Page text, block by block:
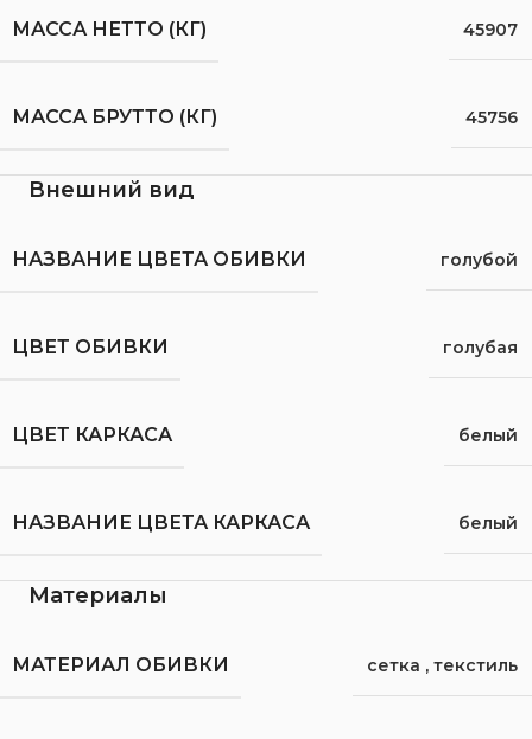
МАССА НЕТТО (КГ) 45907
МАССА БРУТТО (КГ) 45756
Внешний вид
НАЗВАНИЕ ЦВЕТА ОБИВКИ голубой
ЦВЕТ ОБИВКИ голубая
ЦВЕТ КАРКАСА белый
НАЗВАНИЕ ЦВЕТА КАРКАСА белый
Материалы
МАТЕРИАЛ ОБИВКИ сетка , текстиль